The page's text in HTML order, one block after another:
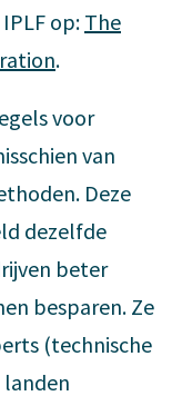
op: The
.
voor
van
Deze
dezelfde
beter
besparen. Ze
(technische
landen